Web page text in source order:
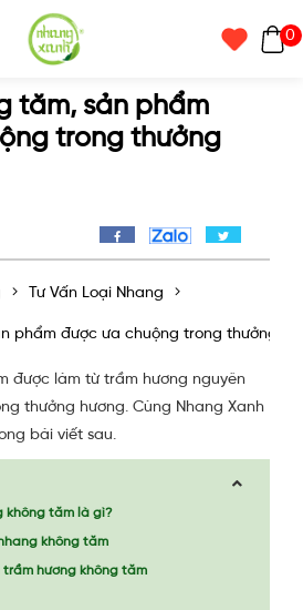
0
tăm, sản phẩm
trong thưởng
Tư Vấn Loại Nhang
phẩm được ưa chuộng trong thưởng
được làm từ trầm hương nguyên
thưởng hương. Cùng Nhang Xanh
bài viết sau.
không tăm là gì?
không tăm
hương không tăm